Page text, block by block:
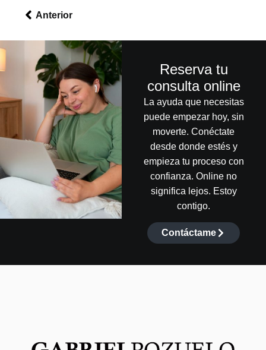
Anterior
Reserva tu
consulta online
La ayuda que necesitas
puede empezar hoy, sin
moverte. Conéctate
desde donde estés y
empieza tu proceso con
confianza. Online no
significa lejos. Estoy
contigo.
Contáctame